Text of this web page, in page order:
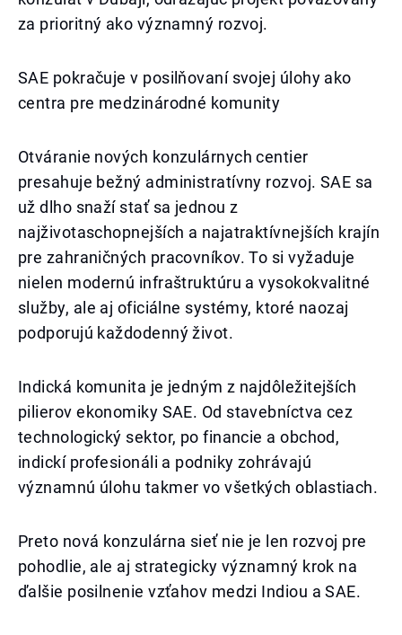
za prioritný ako významný rozvoj.
SAE pokračuje v posilňovaní svojej úlohy ako
centra pre medzinárodné komunity
Otváranie nových konzulárnych centier
presahuje bežný administratívny rozvoj. SAE sa
už dlho snaží stať sa jednou z
najživotaschopnejších a najatraktívnejších krajín
pre zahraničných pracovníkov. To si vyžaduje
nielen modernú infraštruktúru a vysokokvalitné
služby, ale aj oficiálne systémy, ktoré naozaj
podporujú každodenný život.
Indická komunita je jedným z najdôležitejších
pilierov ekonomiky SAE. Od stavebníctva cez
technologický sektor, po financie a obchod,
indickí profesionáli a podniky zohrávajú
významnú úlohu takmer vo všetkých oblastiach.
Preto nová konzulárna sieť nie je len rozvoj pre
pohodlie, ale aj strategicky významný krok na
ďalšie posilnenie vzťahov medzi Indiou a SAE.